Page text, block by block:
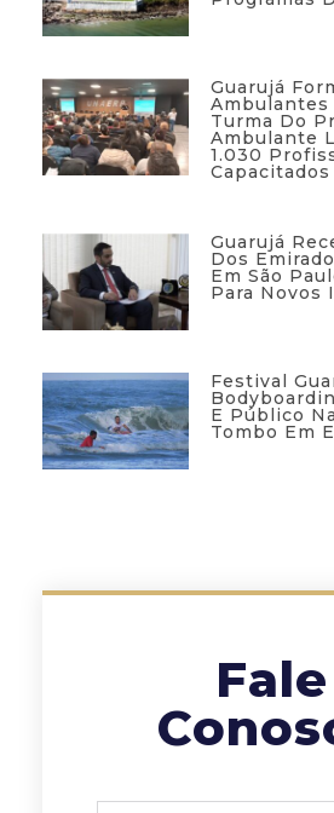
Guarujá
Ambulantes
Turma Do
Ambulante
1.030
Capacitados
Guarujá
Dos
Em São
Para Novos
Festival
E Público
Tombo Em
Fale